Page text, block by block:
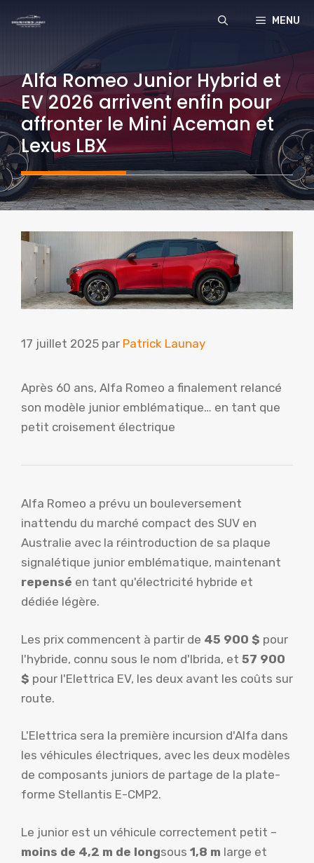
MENU
Alfa Romeo Junior Hybrid et
EV 2026 arrivent enfin pour
affronter le Mini Aceman et
Lexus LBX
17 juillet 2025 par Patrick Launay
Après 60 ans, Alfa Romeo a finalement relancé
son modèle junior emblématique… en tant que
petit croisement électrique
Alfa Romeo a prévu un bouleversement
inattendu du marché compact des SUV en
Australie avec la réintroduction de sa plaque
signalétique junior emblématique, maintenant
repensé en tant qu'électricité hybride et
dédiée légère.
Les prix commencent à partir de 45 900 $ pour
l'hybride, connu sous le nom d'Ibrida, et 57 900
$ pour l'Elettrica EV, les deux avant les coûts sur
route.
L'Elettrica sera la première incursion d'Alfa dans
les véhicules électriques, avec les deux modèles
de composants juniors de partage de la plate-
forme Stellantis E-CMP2.
Le junior est un véhicule correctement petit –
moins de 4,2 m de longsous 1,8 m large et